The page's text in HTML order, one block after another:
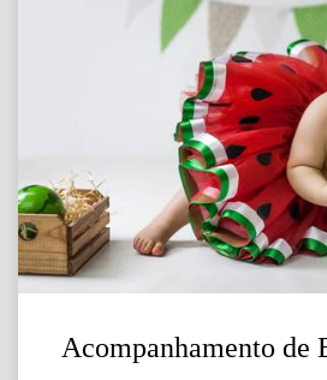
Acompanhamento de